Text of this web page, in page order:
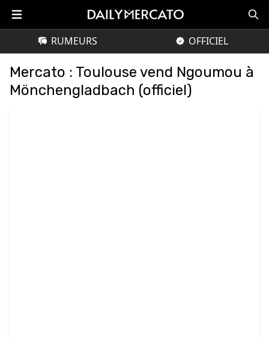
RUMEURS OFFICIEL
Mercato : Toulouse vend Ngoumou à
Mönchengladbach (officiel)